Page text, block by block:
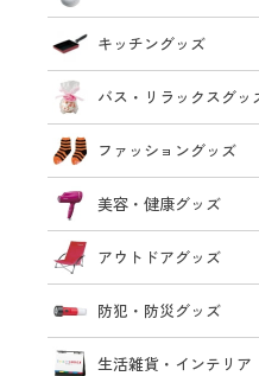
キッチングッズ
バス・リラックスグッ
ファッショングッズ
美容・健康グッズ
アウトドアグッズ
防犯・防災グッズ
生活雑貨・インテリア